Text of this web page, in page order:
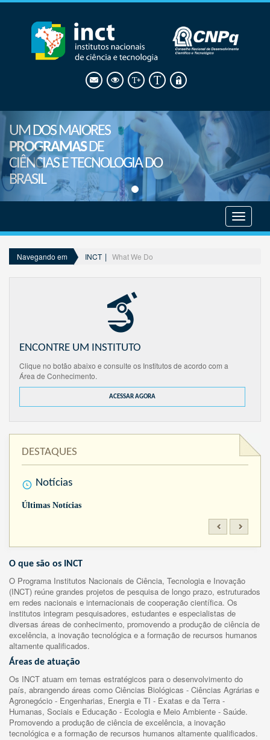
UM DOS MAIORES
PROGRAMASDE
CIÊNCIAS E TECNOLOGIA DO
BRASIL
menu
Navegando em INCT What We Do
ENCONTRE UM INSTITUTO
Clique no botão abaixo e consulte os Institutos de acordo com a
Área de Conhecimento.
ACESSAR AGORA
DESTAQUES
Notícias
Últimas Notícias
O que são os INCT
O Programa Institutos Nacionais de Ciência, Tecnologia e Inovação
(INCT) reúne grandes projetos de pesquisa de longo prazo, estruturados
em redes nacionais e internacionais de cooperação científica. Os
institutos integram pesquisadores, estudantes e especialistas de
diversas áreas de conhecimento, promovendo a produção de ciência de
excelência, a inovação tecnológica e a formação de recursos humanos
altamente qualificados.
Áreas de atuação
Os INCT atuam em temas estratégicos para o desenvolvimento do
país, abrangendo áreas como Ciências Biológicas - Ciências Agrárias e
Agronegócio - Engenharias, Energia e TI - Exatas e da Terra -
Humanas, Sociais e Educação - Ecologia e Meio Ambiente - Saúde.
Promovendo a produção de ciência de excelência, a inovação
tecnológica e a formação de recursos humanos altamente qualificados.